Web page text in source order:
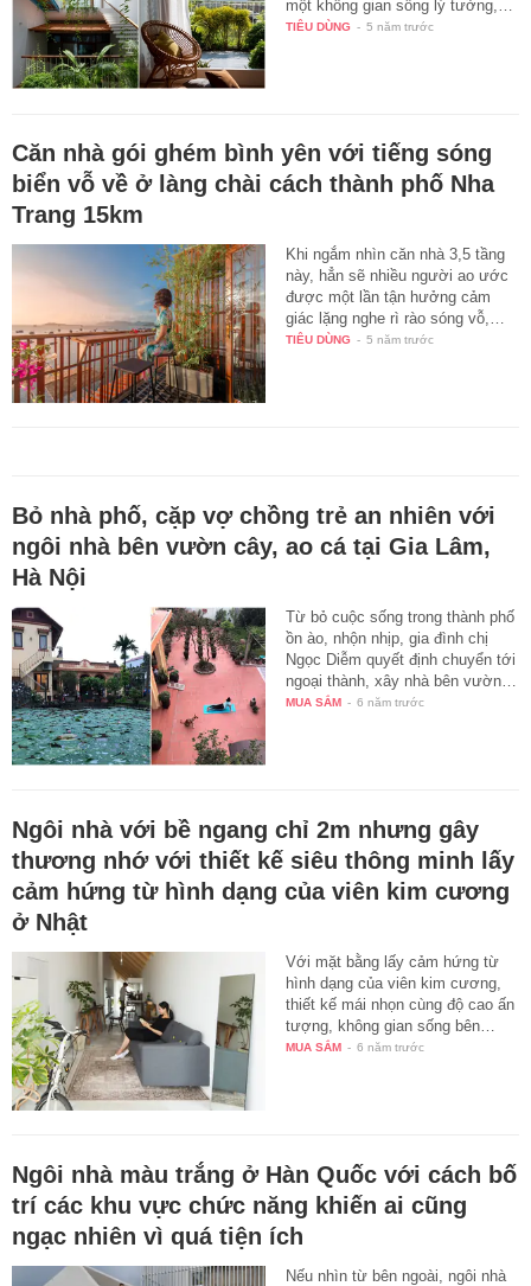
một không gian sống lý tưởng,…
TIÊU DÙNG - 5 năm trước
Căn nhà gói ghém bình yên với tiếng sóng
biển vỗ về ở làng chài cách thành phố Nha
Trang 15km
Khi ngắm nhìn căn nhà 3,5 tầng
này, hẳn sẽ nhiều người ao ước
được một lần tận hưởng cảm
giác lặng nghe rì rào sóng vỗ,…
TIÊU DÙNG - 5 năm trước
Bỏ nhà phố, cặp vợ chồng trẻ an nhiên với
ngôi nhà bên vườn cây, ao cá tại Gia Lâm,
Hà Nội
Từ bỏ cuộc sống trong thành phố
ồn ào, nhộn nhịp, gia đình chị
Ngọc Diễm quyết định chuyển tới
ngoại thành, xây nhà bên vườn…
MUA SẮM - 6 năm trước
Ngôi nhà với bề ngang chỉ 2m nhưng gây
thương nhớ với thiết kế siêu thông minh lấy
cảm hứng từ hình dạng của viên kim cương
ở Nhật
Với mặt bằng lấy cảm hứng từ
hình dạng của viên kim cương,
thiết kế mái nhọn cùng độ cao ấn
tượng, không gian sống bên…
MUA SẮM - 6 năm trước
Ngôi nhà màu trắng ở Hàn Quốc với cách bố
trí các khu vực chức năng khiến ai cũng
ngạc nhiên vì quá tiện ích
Nếu nhìn từ bên ngoài, ngôi nhà